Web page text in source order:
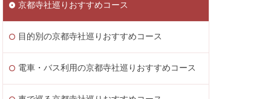
京都寺社巡りおすすめコース
目的別の京都寺社巡りおすすめコース
電車・バス利用の京都寺社巡りおすすめコース